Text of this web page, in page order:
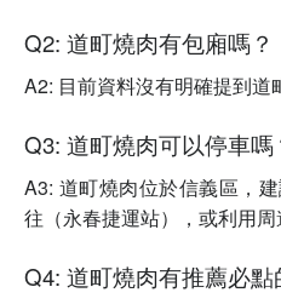
Q2: 道町燒肉有包廂嗎？
A2: 目前資料沒有明確提到道
Q3: 道町燒肉可以停車嗎
A3: 道町燒肉位於信義區，
往（永春捷運站），或利用周
Q4: 道町燒肉有推薦必點